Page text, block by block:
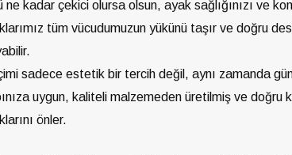
ne kadar çekici olursa olsun, ayak sağlığınızı ve
tüm vücudumuzun yükünü taşır ve doğru
sadece estetik bir tercih değil, aynı zamanda
uygun, kaliteli malzemeden üretilmiş ve doğru
önler.